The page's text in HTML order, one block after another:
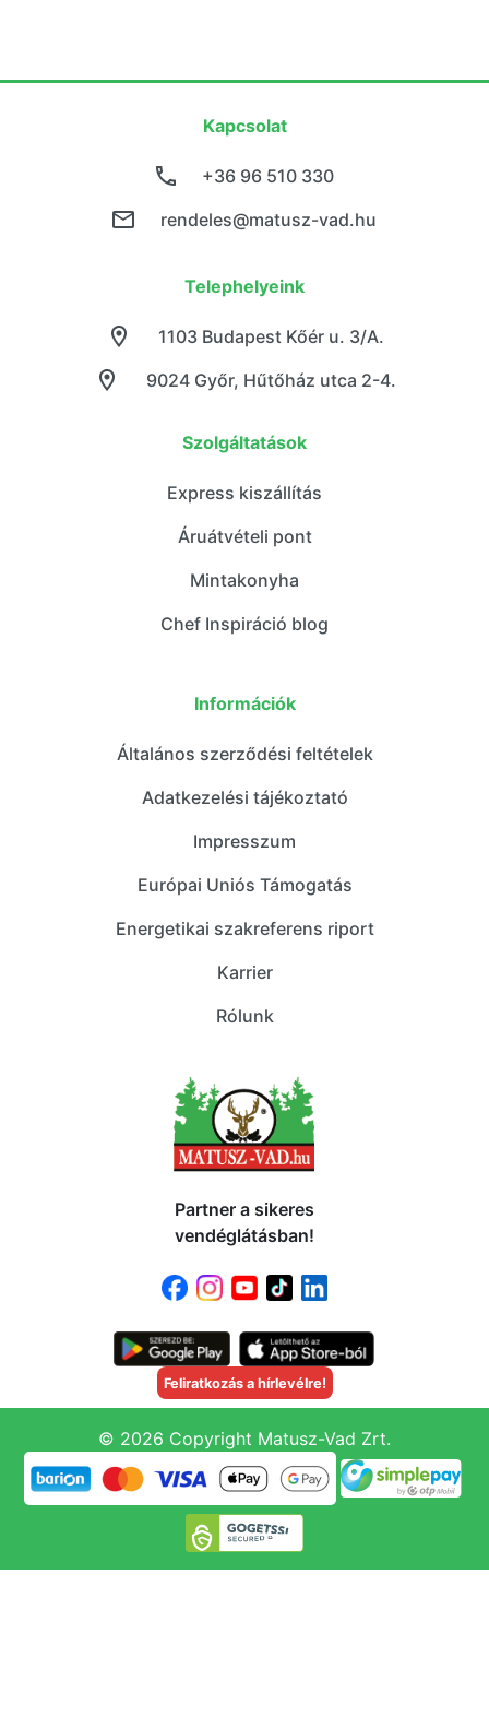
Kapcsolat
+36 96 510 330
rendeles@matusz-vad.hu
Telephelyeink
9024 Győr, Hűtőház utca 2-4.
1103 Budapest Kőér u. 3/A.
Szolgáltatások
Express kiszállítás
Áruátvételi pont
Mintakonyha
Chef Inspiráció blog
Információk
Általános szerződési feltételek
Adatkezelési tájékoztató
Impresszum
Európai Uniós Támogatás
Energetikai szakreferens riport
Karrier
Rólunk
Partner a sikeres
vendéglátásban!
Feliratkozás a hírlevélre!
© 2026 Copyright Matusz-Vad Zrt.